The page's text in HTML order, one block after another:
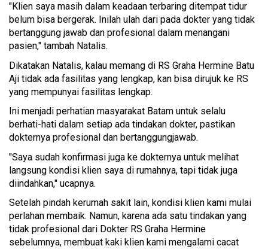
"Klien saya masih dalam keadaan terbaring ditempat tidur
belum bisa bergerak. Inilah ulah dari pada dokter yang tidak
bertanggung jawab dan profesional dalam menangani
pasien," tambah Natalis.
Dikatakan Natalis, kalau memang di RS Graha Hermine Batu
Aji tidak ada fasilitas yang lengkap, kan bisa dirujuk ke RS
yang mempunyai fasilitas lengkap.
Ini menjadi perhatian masyarakat Batam untuk selalu
berhati-hati dalam setiap ada tindakan dokter, pastikan
dokternya profesional dan bertanggungjawab.
"Saya sudah konfirmasi juga ke dokternya untuk melihat
langsung kondisi klien saya di rumahnya, tapi tidak juga
diindahkan," ucapnya.
Setelah pindah kerumah sakit lain, kondisi klien kami mulai
perlahan membaik. Namun, karena ada satu tindakan yang
tidak profesional dari Dokter RS Graha Hermine
sebelumnya, membuat kaki klien kami mengalami cacat